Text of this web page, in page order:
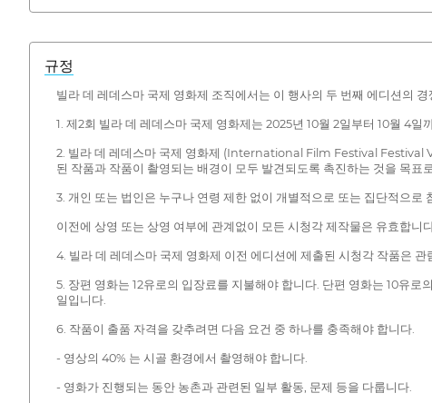
규정
빌라 데 레데스마 국제 영화제 조직에서는 이 행사의 두 번째 에디션의
1. 제2회 빌라 데 레데스마 국제 영화제는 2025년 10월 2일부터 10월 4일
2. 빌라 데 레데스마 국제 영화제 (International Film Festival Festival
된 작품과 작품이 촬영되는 배경이 모두 발견되도록 촉진하는 것을 목표
3. 개인 또는 법인은 누구나 연령 제한 없이 개별적으로 또는 집단적으로
이전에 상영 또는 상영 여부에 관계없이 모든 시청각 제작물은 유효합니
4. 빌라 데 레데스마 국제 영화제 이전 에디션에 제출된 시청각 작품은 관
5. 장편 영화는 12유로의 입장료를 지불해야 합니다. 단편 영화는 10유
일입니다.
6. 작품이 출품 자격을 갖추려면 다음 요건 중 하나를 충족해야 합니다.
- 영상의 40% 는 시골 환경에서 촬영해야 합니다.
- 영화가 진행되는 동안 농촌과 관련된 일부 활동, 문제 등을 다룹니다.